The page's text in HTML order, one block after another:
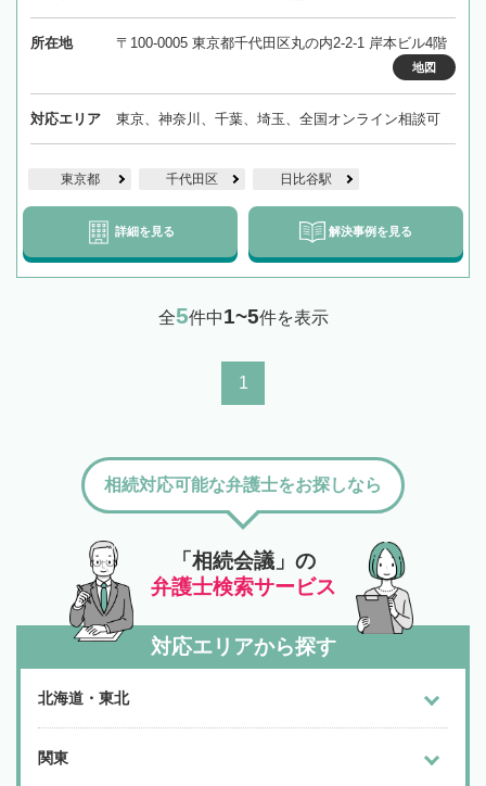
所在地 〒100-0005 東京都千代田区丸の内2-2-1 岸本ビル4階
地図
対応エリア 東京、神奈川、千葉、埼玉、全国オンライン相談可
東京都 千代田区 日比谷駅
詳細を見る 解決事例を見る
全5件中1~5件を表示
1
「相続会議」の
弁護士検索サービス
相続対応可能な弁護士をお探しなら
対応エリアから探す
北海道・東北
関東